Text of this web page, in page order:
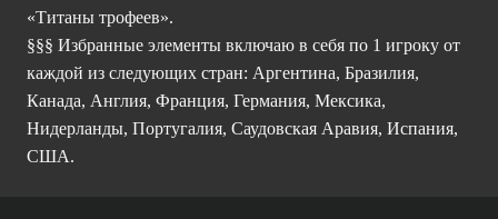
«Титаны трофеев».
§§§ Избранные элементы включаю в себя по 1 игроку от
каждой из следующих стран: Аргентина, Бразилия,
Канада, Англия, Франция, Германия, Мексика,
Нидерланды, Португалия, Саудовская Аравия, Испания,
США.